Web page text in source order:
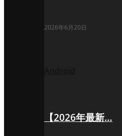
2026年6月20日
【2026年最新…